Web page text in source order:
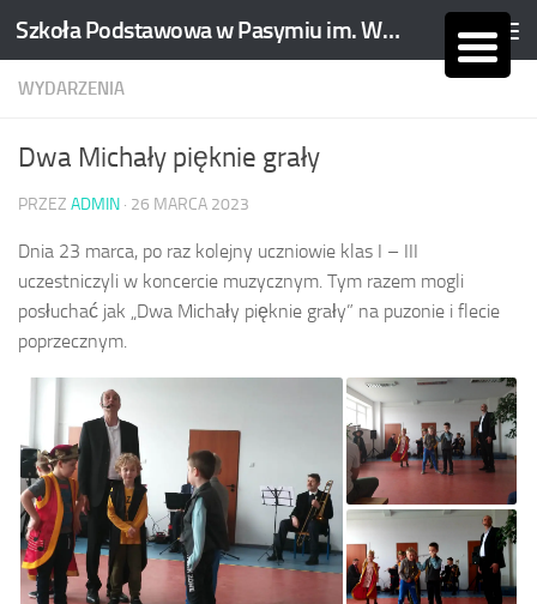
Skip to content Szkoła Podstawowa w Pasymiu im. Wojciecha Kętrzyńskiego
WYDARZENIA
Dwa Michały pięknie grały
PRZEZ ADMIN · 26 MARCA 2023
Dnia 23 marca, po raz kolejny uczniowie klas I – III
uczestniczyli w koncercie muzycznym. Tym razem mogli
posłuchać jak „Dwa Michały pięknie grały” na puzonie i flecie
poprzecznym.